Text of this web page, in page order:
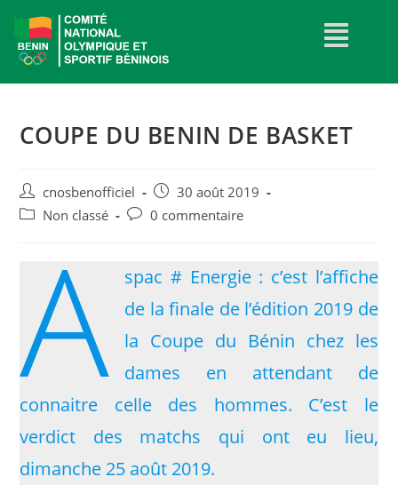
COUPE DU BENIN DE BASKET
cnosbenofficiel
30 août 2019
Non classé
0 commentaire
A
spac # Energie : c’est l’affiche
de la finale de l’édition 2019 de
la Coupe du Bénin chez les
dames en attendant de
connaitre celle des hommes. C’est le
verdict des matchs qui ont eu lieu,
dimanche 25 août 2019.